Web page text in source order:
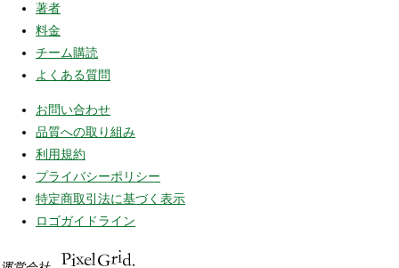
著者
料金
チーム購読
よくある質問
お問い合わせ
品質への取り組み
利用規約
プライバシーポリシー
特定商取引法に基づく表示
ロゴガイドライン